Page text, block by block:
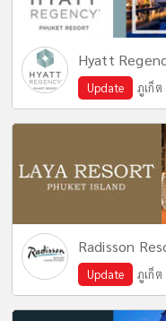
Hyatt
Update ภูเก็ต
Radisson
Update ภูเก็ต